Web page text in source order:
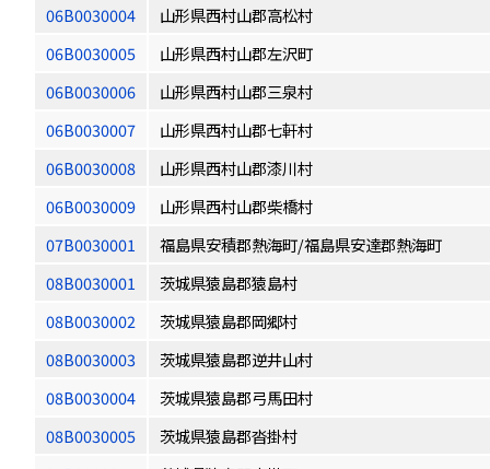
06B0030004
山形県西村山郡高松村
06B0030005
山形県西村山郡左沢町
06B0030006
山形県西村山郡三泉村
06B0030007
山形県西村山郡七軒村
06B0030008
山形県西村山郡漆川村
06B0030009
山形県西村山郡柴橋村
07B0030001
福島県安積郡熱海町/福島県安達郡熱海町
08B0030001
茨城県猿島郡猿島村
08B0030002
茨城県猿島郡岡郷村
08B0030003
茨城県猿島郡逆井山村
08B0030004
茨城県猿島郡弓馬田村
08B0030005
茨城県猿島郡沓掛村